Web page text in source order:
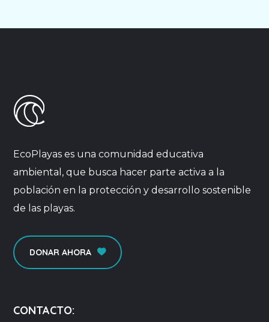
EcoPlayas es una comunidad educativa
ambiental, que busca hacer parte activa a la
población en la protección y desarrollo sostenible
de las playas.
DONAR AHORA
CONTACTO: